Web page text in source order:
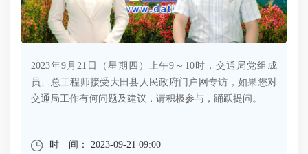
2023年9月21日（星期四）上午9～10时，交通局党组成
员、总工程师接受大田县人民政府门户网专访，如果您对
交通局工作有何问题及建议，请积极参与，踊跃提问。
时 间： 2023-09-21 09:00